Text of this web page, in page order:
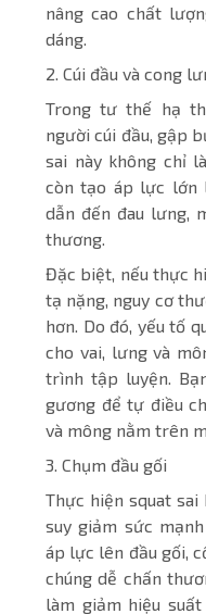
nâng cao chất
dáng.
2. Cúi đầu và cong
Trong tư thế hạ
người cúi đầu, gập
sai này không chỉ
còn tạo áp lực lớn
dẫn đến đau lưng,
thương.
Đặc biệt, nếu thực
tạ nặng, nguy cơ
hơn. Do đó, yếu tố
cho vai, lưng và
trình tập luyện.
gương để tự điều
và mông nằm trên
3. Chụm đầu gối
Thực hiện squat
suy giảm sức
áp lực lên đầu gối,
chúng dễ chấn
làm giảm hiệu